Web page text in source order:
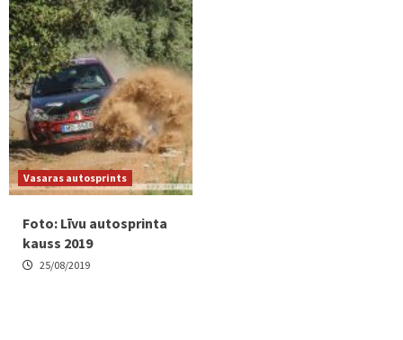
Vasaras autosprints
Foto: Līvu autosprinta
kauss 2019
25/08/2019